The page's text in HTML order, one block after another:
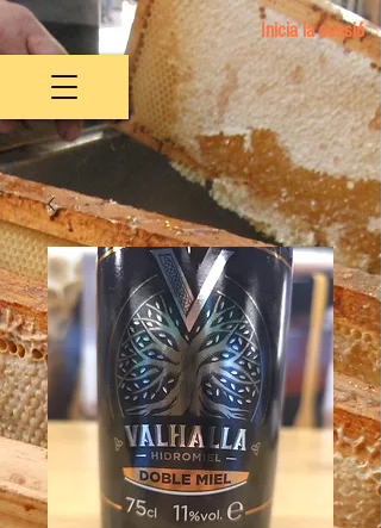
Inicia la sessió